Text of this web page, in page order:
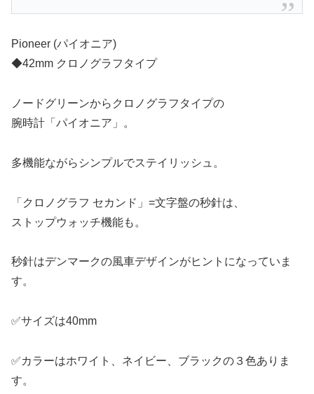
Pioneer (パイオニア)
◆42mm クロノグラフタイプ
ノードグリーンからクロノグラフタイプの
腕時計「パイオニア」。
多機能ながらシンプルでステイリッシュ。
「クロノグラフ セカンド」=文字盤の秒針は、
ストップウォッチ機能も。
秒針はデンマークの風車デザインがヒントになっていま
す。
✅サイズは40mm
✅カラーはホワイト、ネイビー、ブラックの３色ありま
す。